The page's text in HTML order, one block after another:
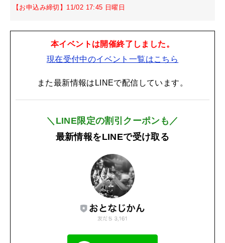
【お申込み締切】11/02 17:45 日曜日
本イベントは開催終了しました。
現在受付中のイベント一覧はこちら
また最新情報はLINEで配信しています。
＼LINE限定の割引クーポンも／
最新情報をLINEで受け取る